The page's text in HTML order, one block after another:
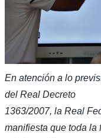
En atención a lo
del Real Decreto
1363/2007, la Real
manifiesta que toda la